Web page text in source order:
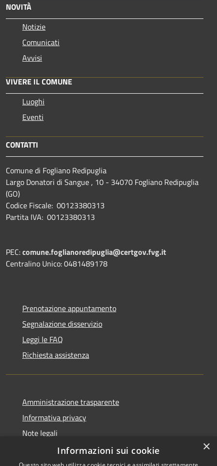
NOVITÀ
Notizie
Comunicati
Avvisi
VIVERE IL COMUNE
Luoghi
Eventi
CONTATTI
Comune di Fogliano Redipuglia
Largo Donatori di Sangue , 10 - 34070 Fogliano Redipuglia
(GO)
Codice Fiscale: 00123380313
Partita IVA: 00123380313
PEC:comune.foglianoredipuglia@certgov.fvg.it
Centralino Unico: 0481489178
Prenotazione appuntamento
Segnalazione disservizio
Leggi le FAQ
Richiesta assistenza
Amministrazione trasparente
Informativa privacy
Note legali
Dichiarazione di accessibilità
×
Informazioni sui cookie